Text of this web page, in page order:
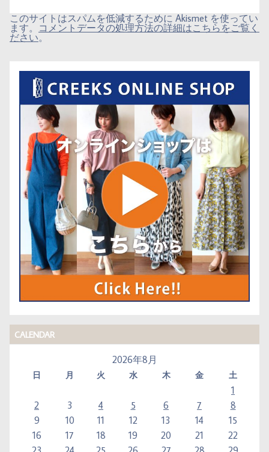
このサイトはスパムを低減するために Akismet を使ってい
ます。 コメントデータの処理方法の詳細はこちらをご覧く
ださい。
CALENDAR
2026年8月
日 月 火 水 木 金 土
1
2
3 4 5 6 7
8
9
10 11 12 13 14
15
16
17 18 19 20 21
22